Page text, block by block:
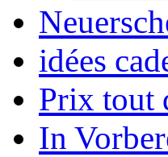
idées
Prix tout
In